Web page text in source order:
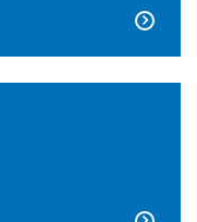

